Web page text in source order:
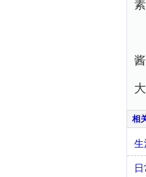
大
生